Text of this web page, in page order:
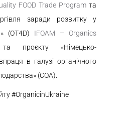
FOOD Trade Program та
заради розвитку у
(OT4D) IFOAM – Organics
проєкту «Німецько-
в галузі органічного
(COA).
#OrganicinUkraine